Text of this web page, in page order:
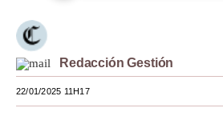
Mundo
Redacción Gestión
22/01/2025 11H17